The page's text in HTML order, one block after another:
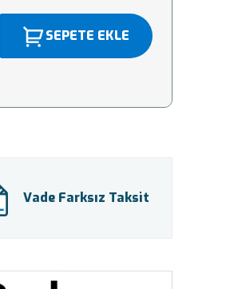
SEPETE EKLE
Vade Farksız Taksit